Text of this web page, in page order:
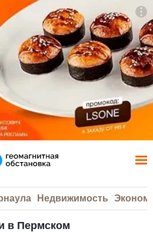
Недвижимость
в Пермском